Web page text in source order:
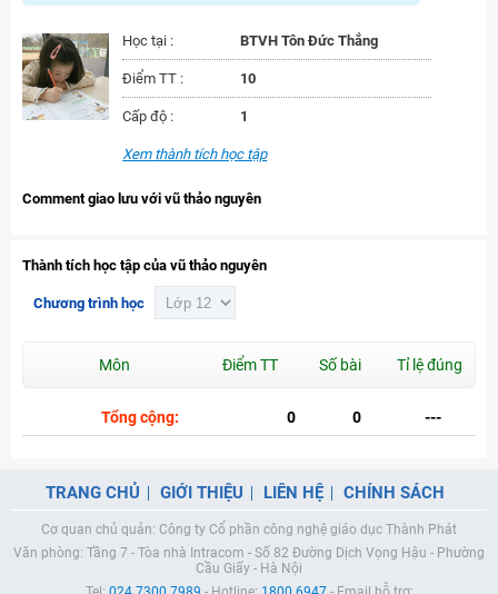
Học tại : BTVH Tôn Đức Thắng
Điểm TT : 10
Cấp độ : 1
Xem thành tích học tập
Comment giao lưu với vũ thảo nguyên
Thành tích học tập của vũ thảo nguyên
Chương trình học
Môn Điểm TT Số bài Tỉ lệ đúng
Tổng cộng: 0 0 ---
TRANG CHỦ GIỚI THIỆU LIÊN HỆ CHÍNH SÁCH
Cơ quan chủ quản: Công ty Cổ phần công nghệ giáo dục Thành Phát
Văn phòng: Tầng 7 - Tòa nhà Intracom - Số 82 Đường Dịch Vọng Hậu - Phường
Cầu Giấy - Hà Nội